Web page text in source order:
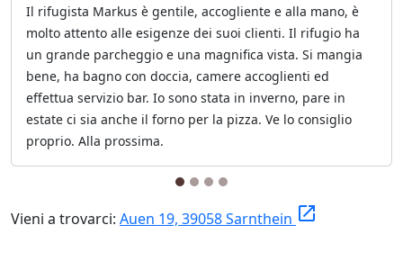
Il rifugista Markus è gentile, accogliente e alla mano, è
molto attento alle esigenze dei suoi clienti. Il rifugio ha
un grande parcheggio e una magnifica vista. Si mangia
bene, ha bagno con doccia, camere accoglienti ed
effettua servizio bar. Io sono stata in inverno, pare in
estate ci sia anche il forno per la pizza. Ve lo consiglio
proprio. Alla prossima.
Vieni a trovarci: Auen 19, 39058 Sarnthein launch